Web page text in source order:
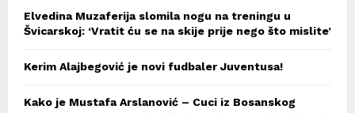
Elvedina Muzaferija slomila nogu na treningu u
Švicarskoj: ‘Vratit ću se na skije prije nego što mislite’
Kerim Alajbegović je novi fudbaler Juventusa!
Kako je Mustafa Arslanović – Cuci iz Bosanskog